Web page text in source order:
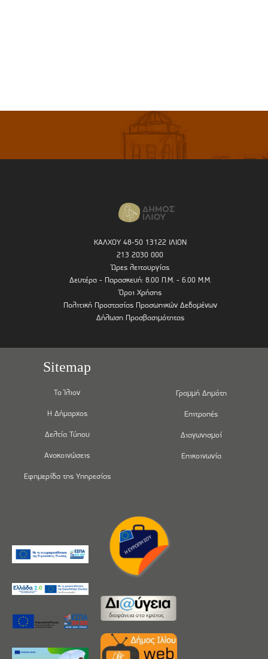
ΚΑΛΧΟΥ 48-50 13122 ΙΛΙΟΝ
213 2030 000
Ώρες λειτουργίας
Δευτέρα - Παρασκευή: 8.00 Π.Μ. - 6.00 Μ.Μ.
Όροι Χρήσης
Πολιτική Προστασίας Προσωπικών Δεδομένων
Δήλωση Προσβασιμότητας
Sitemap
Το Ίλιον
Η Δήμαρχος
Δελτία Τύπου
Ανακοινώσεις
Εφημερίδα της Υπηρεσίας
Γραμμή Δημότη
Επιτροπές
Διαγωνισμοί
Επικοινωνία